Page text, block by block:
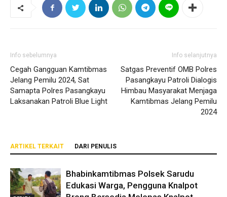
Info sebelumnya
Cegah Gangguan Kamtibmas
Jelang Pemilu 2024, Sat
Samapta Polres Pasangkayu
Laksanakan Patroli Blue Light
Info selanjutnya
Satgas Preventif OMB Polres
Pasangkayu Patroli Dialogis
Himbau Masyarakat Menjaga
Kamtibmas Jelang Pemilu
2024
ARTIKEL TERKAIT DARI PENULIS
Bhabinkamtibmas Polsek Sarudu
Edukasi Warga, Pengguna Knalpot